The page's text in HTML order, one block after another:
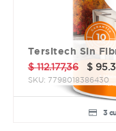
Tersitech Sin
$112.177,36 $
SKU: 7798018386430
3